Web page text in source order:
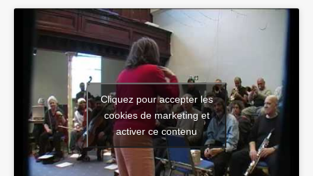
Cliquez pour accepter les
cookies de marketing et
activer ce contenu